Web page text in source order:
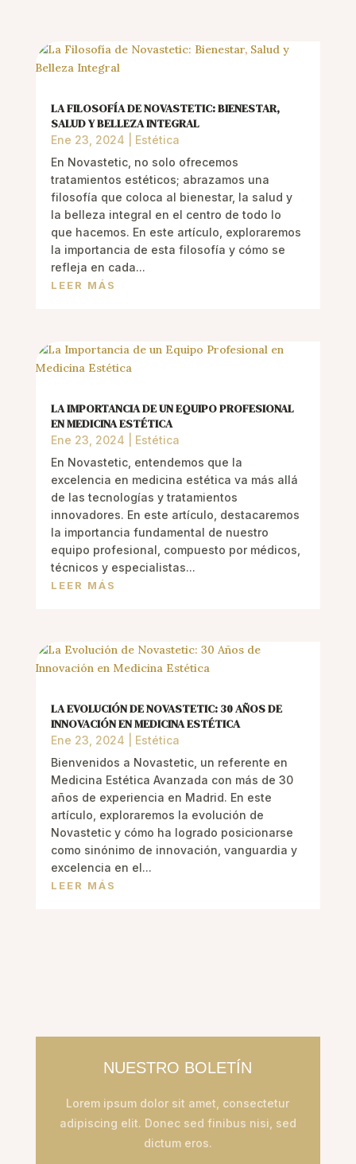
LA FILOSOFÍA DE NOVASTETIC: BIENESTAR,
SALUD Y BELLEZA INTEGRAL
Ene 23, 2024
Estética
En Novastetic, no solo ofrecemos
tratamientos estéticos; abrazamos una
filosofía que coloca al bienestar, la salud y
la belleza integral en el centro de todo lo
que hacemos. En este artículo, exploraremos
la importancia de esta filosofía y cómo se
refleja en cada...
LEER MÁS
LA IMPORTANCIA DE UN EQUIPO PROFESIONAL
EN MEDICINA ESTÉTICA
Ene 23, 2024
Estética
En Novastetic, entendemos que la
excelencia en medicina estética va más allá
de las tecnologías y tratamientos
innovadores. En este artículo, destacaremos
la importancia fundamental de nuestro
equipo profesional, compuesto por médicos,
técnicos y especialistas...
LEER MÁS
LA EVOLUCIÓN DE NOVASTETIC: 30 AÑOS DE
INNOVACIÓN EN MEDICINA ESTÉTICA
Ene 23, 2024
Estética
Bienvenidos a Novastetic, un referente en
Medicina Estética Avanzada con más de 30
años de experiencia en Madrid. En este
artículo, exploraremos la evolución de
Novastetic y cómo ha logrado posicionarse
como sinónimo de innovación, vanguardia y
excelencia en el...
LEER MÁS
NUESTRO BOLETÍN
Lorem ipsum dolor sit amet, consectetur
adipiscing elit. Donec sed finibus nisi, sed
dictum eros.